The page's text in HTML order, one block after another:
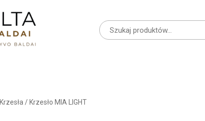
Krzesła / Krzesło MIA LIGHT